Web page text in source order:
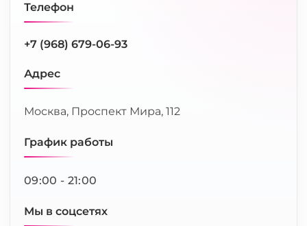
Телефон
+7 (968) 679-06-93
Адрес
Москва, Проспект Мира, 112
График работы
09:00 - 21:00
Мы в соцсетях